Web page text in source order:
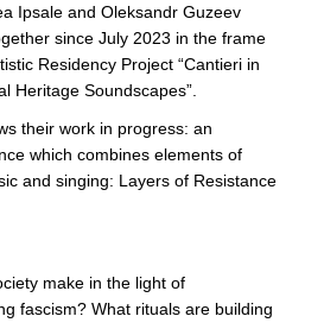
Ipsale and Oleksandr Guzeev
since July 2023 in the frame
Residency Project “Cantieri in
Heritage Soundscapes”.
their work in progress: an
which combines elements of
and singing: Layers of Resistance
make in the light of
fascism? What rituals are building